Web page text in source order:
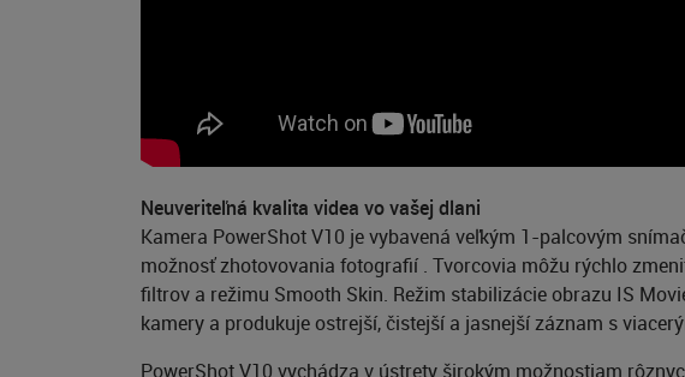
Neuveriteľná kvalita videa vo vašej dlani
Kamera PowerShot V10 je vybavená veľkým 1-palcovým
možnosť zhotovovania fotografií . Tvorcovia môžu rýchlo
filtrov a režimu Smooth Skin. Režim stabilizácie obrazu IS
kamery a produkuje ostrejší, čistejší a jasnejší záznam s
PowerShot V10 vychádza v ústrety širokým možnostiam